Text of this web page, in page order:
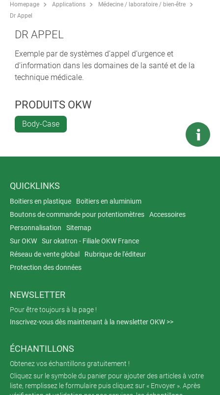
Homepage Applications
Médecine / laboratoire / bien-être
Dr Appel
DR APPEL
Exemple par de systèmes d’appel d’urgence et
d’information dans les domaines de la santé et de la
technique médicale.
PRODUITS OKW
Body-Case
QUICKLINKS
Boitiers en plastique
Boitiers en aluminium
Boutons de commande pour potentiomètres
Accessoires
Personnalisation
Sitemap
Sur OKW
Sur okatron - Filiale OKW France
Réseau de vente global
Rubrique de l'éditeur
Protection des données
NEWSLETTER
Pour être toujours à la page !
Inscrivez-vous dès maintenant à la newsletter OKW >>
ÉCHANTILLONS
Obtenez vos échantillons gratuitement !
Cliquez sur le symbole du panier pour ajouter des articles à votre
liste, remplissez le formulaire puis cliquez sur « Envoyer ». Après